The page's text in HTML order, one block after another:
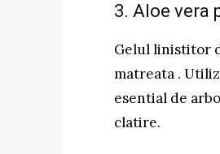
3. Aloe vera
Gelul linistitor
matreata .
esential de
clatire.